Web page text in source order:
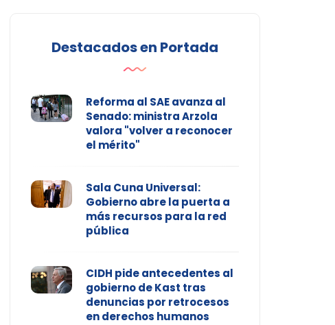
Destacados en Portada
Reforma al SAE avanza al
Senado: ministra Arzola
valora "volver a reconocer
el mérito"
Sala Cuna Universal:
Gobierno abre la puerta a
más recursos para la red
pública
CIDH pide antecedentes al
gobierno de Kast tras
denuncias por retrocesos
en derechos humanos